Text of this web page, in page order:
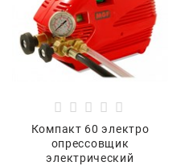
Компакт 60 электро
опрессовщик
электрический